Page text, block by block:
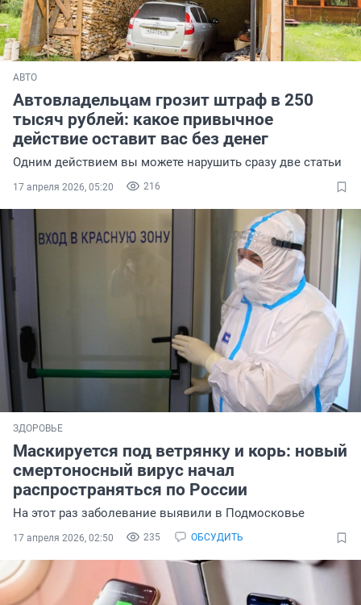
АВТО
Автовладельцам грозит штраф в 250
тысяч рублей: какое привычное
действие оставит вас без денег
Одним действием вы можете нарушить сразу две статьи
216
17 апреля 2026, 05:20
ЗДОРОВЬЕ
Маскируется под ветрянку и корь: новый
смертоносный вирус начал
распространяться по России
На этот раз заболевание выявили в Подмосковье
235 ОБСУДИТЬ
17 апреля 2026, 02:50